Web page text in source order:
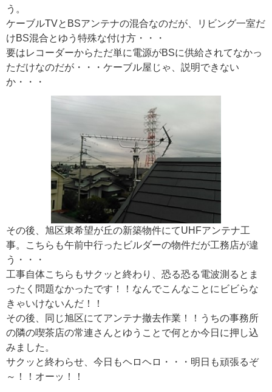
う。
ケーブルTVとBSアンテナの混合なのだが、リビング一室だ
けBS混合とゆう特殊な付け方・・・
要はレコーダーからただ単に電源がBSに供給されてなかっ
ただけなのだが・・・ケーブル屋じゃ、説明できない
か・・・
その後、旭区東希望が丘の新築物件にてUHFアンテナ工
事。こちらも午前中行ったビルダーの物件だが工務店が違
う・・・
工事自体こちらもサクッと終わり、恐る恐る電波測るとま
ったく問題なかったです！！なんでこんなことにビビらな
きゃいけないんだ！！
その後、同じ旭区にてアンテナ撤去作業！！うちの事務所
の隣の喫茶店の常連さんとゆうことで何とか今日に押し込
みました。
サクッと終わらせ、今日もヘロヘロ・・・明日も頑張るぞ
～！！オーッ！！